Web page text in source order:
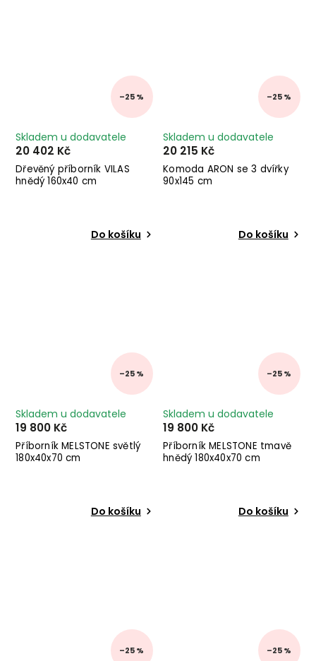
–25 %
Dřevěný příborník VILAS
hnědý 160x40 cm
Skladem u dodavatele
20 402 Kč
Do košíku
–25 %
Komoda ARON se 3 dvířky
90x145 cm
Skladem u dodavatele
20 215 Kč
Do košíku
–25 %
Příborník MELSTONE světlý
180x40x70 cm
Skladem u dodavatele
19 800 Kč
Do košíku
–25 %
Příborník MELSTONE tmavě
hnědý 180x40x70 cm
Skladem u dodavatele
19 800 Kč
Do košíku
–25 % –25 %